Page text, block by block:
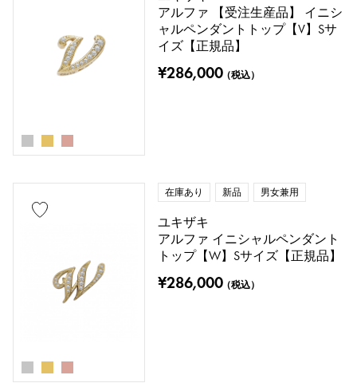
アルファ 【受注生産品】 イニシ
ャルペンダントトップ【V】Sサ
イズ【正規品】
¥286,000（税込）
在庫あり 新品 男女兼用
ユキザキ
アルファ イニシャルペンダント
トップ【W】Sサイズ【正規品】
¥286,000（税込）